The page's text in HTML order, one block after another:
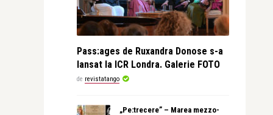
Pass:ages de Ruxandra Donose s-a
lansat la ICR Londra. Galerie FOTO
de revistatango
„Pe:trecere” – Marea mezzo-